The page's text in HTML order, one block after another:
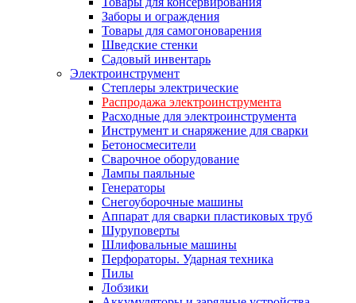
Заборы и ограждения
Товары для самогоноварения
Шведские стенки
Садовый инвентарь
Электроинструмент
Степлеры электрические
Распродажа электроинструмента
Расходные для электроинструмента
Инструмент и снаряжение для сварки
Бетоносмесители
Сварочное оборудование
Лампы паяльные
Генераторы
Снегоуборочные машины
Аппарат для сварки пластиковых труб
Шуруповерты
Шлифовальные машины
Перфораторы. Ударная техника
Пилы
Лобзики